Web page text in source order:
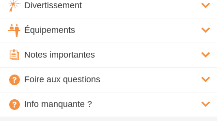
Divertissement
Équipements
Notes importantes
Foire aux questions
Info manquante ?